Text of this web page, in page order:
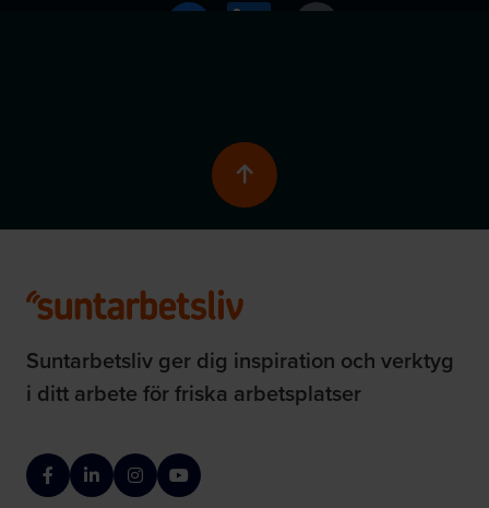
Suntarbetsliv ger dig inspiration och verktyg
i ditt arbete för friska arbetsplatser
FacebookLinkedInInstagramYouTube